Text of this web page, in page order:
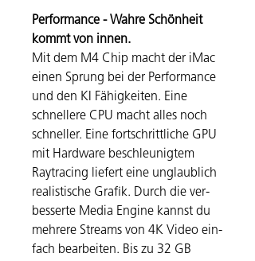
Per­for­mance - Wahre Schönheit
kommt von innen.
Mit dem M4 Chip macht der iMac
einen Sprung bei der Per­for­mance
und den KI Fähig­keiten. Eine
schnel­lere CPU macht alles noch
schneller. Eine fort­schritt­liche GPU
mit Hard­ware be­schleunigtem
Raytracing liefert eine unglaub­lich
realistische Grafik. Durch die ver­
besserte Media Engine kannst du
mehrere Streams von 4K Video ein­
fach bear­beiten. Bis zu 32 GB